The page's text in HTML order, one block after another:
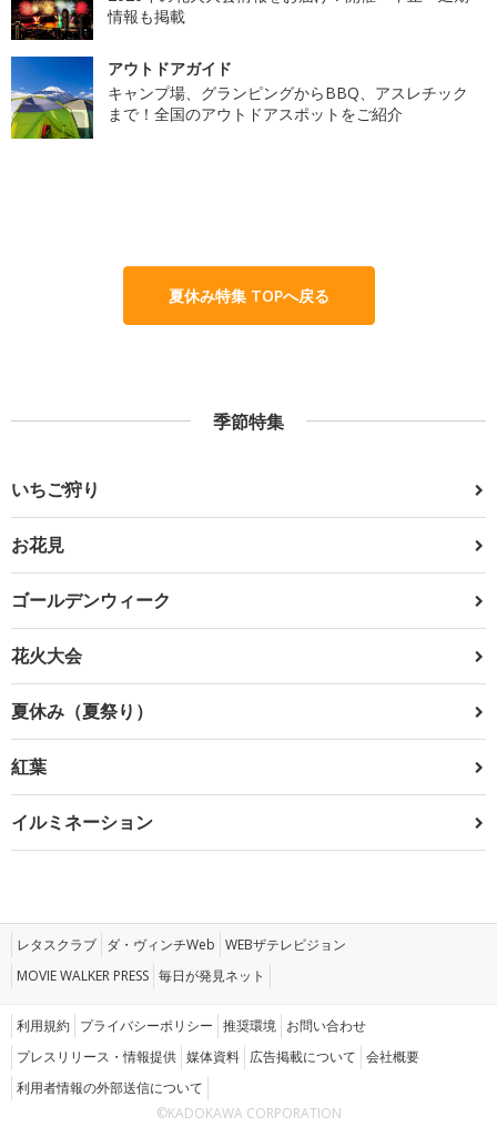
情報も掲載
アウトドアガイド
キャンプ場、グランピングからBBQ、アスレチック
まで！全国のアウトドアスポットをご紹介
夏休み特集 TOPへ戻る
季節特集
いちご狩り
お花見
ゴールデンウィーク
花火大会
夏休み（夏祭り）
紅葉
イルミネーション
レタスクラブ ダ・ヴィンチWeb WEBザテレビジョン
MOVIE WALKER PRESS 毎日が発見ネット
利用規約 プライバシーポリシー 推奨環境 お問い合わせ
プレスリリース・情報提供 媒体資料 広告掲載について 会社概要
利用者情報の外部送信について
©KADOKAWA CORPORATION